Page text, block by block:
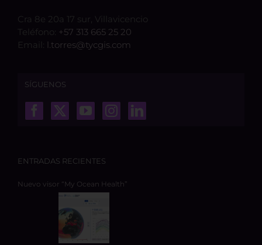
Cra 8e 20a 17 sur, Villavicencio
Teléfono: +57 313 665 25 20
Email:
l.torres@tycgis.com
SÍGUENOS
ENTRADAS RECIENTES
Nuevo visor “My Ocean Health”